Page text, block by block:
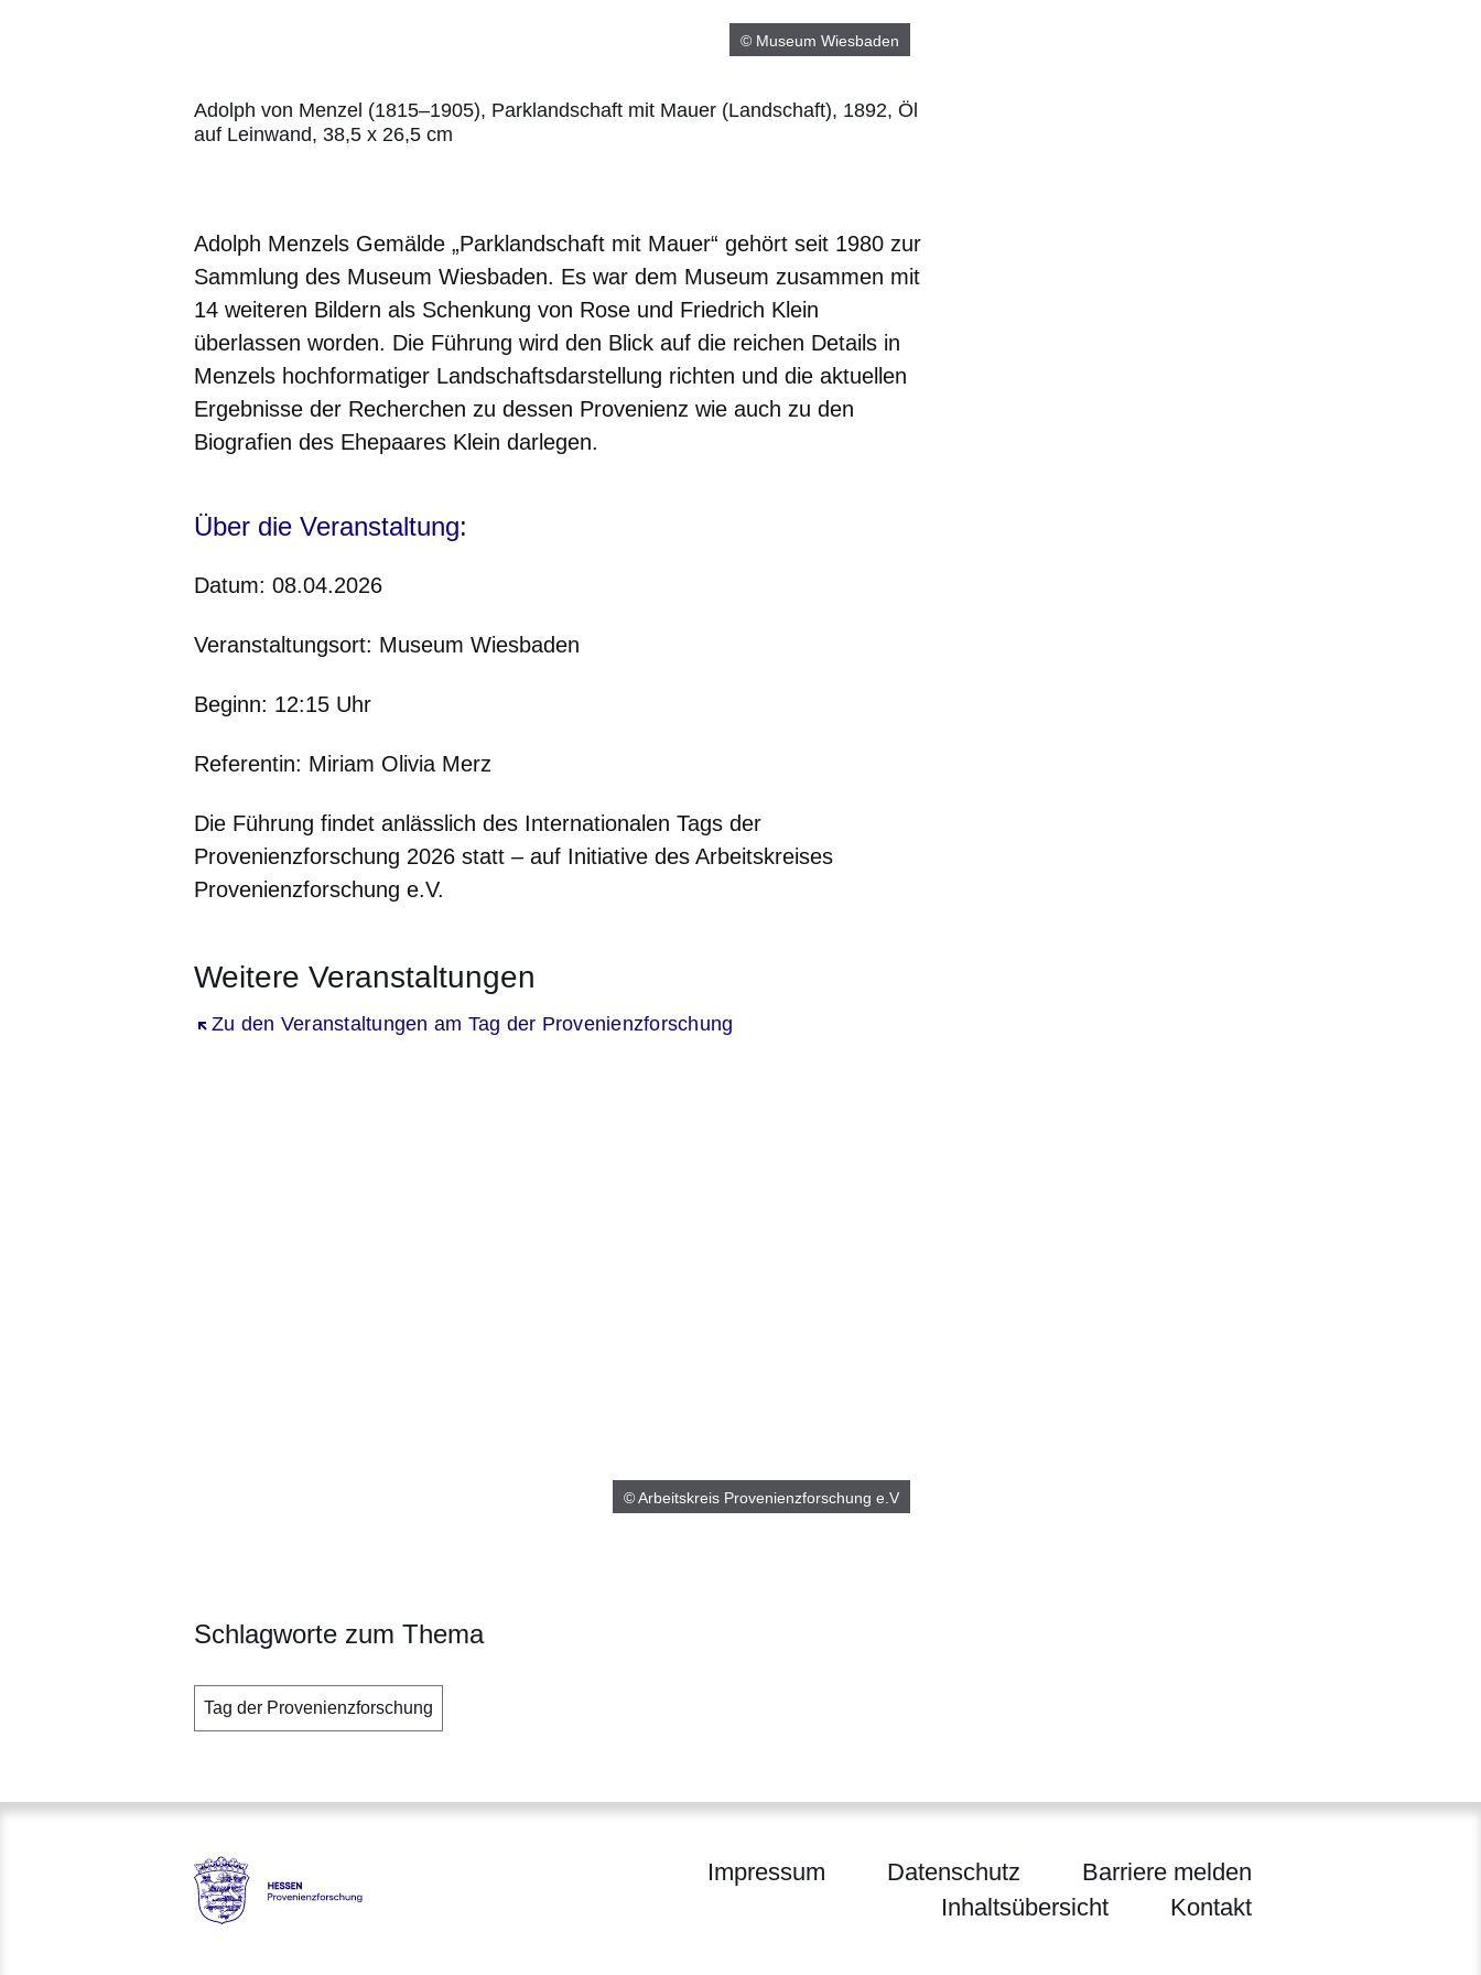
© Museum Wiesbaden
Adolph von Menzel (1815–1905), Parklandschaft mit Mauer (Landschaft), 1892, Öl
auf Leinwand, 38,5 x 26,5 cm
Adolph Menzels Gemälde „Parklandschaft mit Mauer“ gehört seit 1980 zur
Sammlung des Museum Wiesbaden. Es war dem Museum zusammen mit
14 weiteren Bildern als Schenkung von Rose und Friedrich Klein
überlassen worden. Die Führung wird den Blick auf die reichen Details in
Menzels hochformatiger Landschaftsdarstellung richten und die aktuellen
Ergebnisse der Recherchen zu dessen Provenienz wie auch zu den
Biografien des Ehepaares Klein darlegen.
Über die Veranstaltung:
Datum: 08.04.2026
Veranstaltungsort: Museum Wiesbaden
Beginn: 12:15 Uhr
Referentin: Miriam Olivia Merz
Die Führung findet anlässlich des Internationalen Tags der
Provenienzforschung 2026 statt – auf Initiative des Arbeitskreises
Provenienzforschung e.V.
Weitere Veranstaltungen
Zu den Veranstaltungen am Tag der Provenienzforschung
Öffnet sich in einem neuen Fenster
© Arbeitskreis Provenienzforschung e.V
Schlagworte zum Thema
Tag der Provenienzforschung
Hessen - Provenienzforschung Hessen
Impressum Datenschutz
Barriere melden
Inhaltsübersicht
Kontakt